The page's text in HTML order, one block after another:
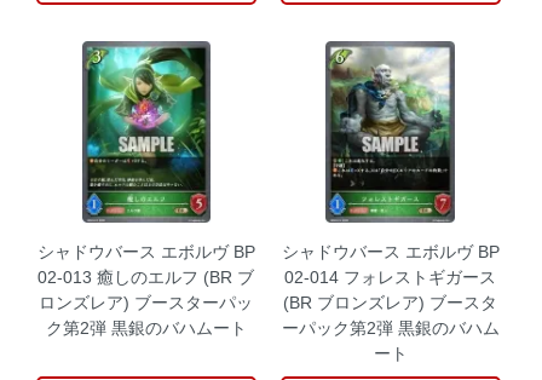
シャドウバース エボルヴ BP
02-013 癒しのエルフ (BR ブ
ロンズレア) ブースターパッ
ク第2弾 黒銀のバハムート
シャドウバース エボルヴ BP
02-014 フォレストギガース
(BR ブロンズレア) ブースタ
ーパック第2弾 黒銀のバハム
ート